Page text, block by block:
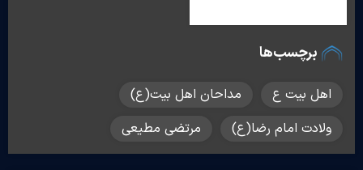
برچسب‌ها
اهل بیت ع
مداحان اهل بیت(ع)
ولادت امام رضا(ع)
مرتضی مطیعی